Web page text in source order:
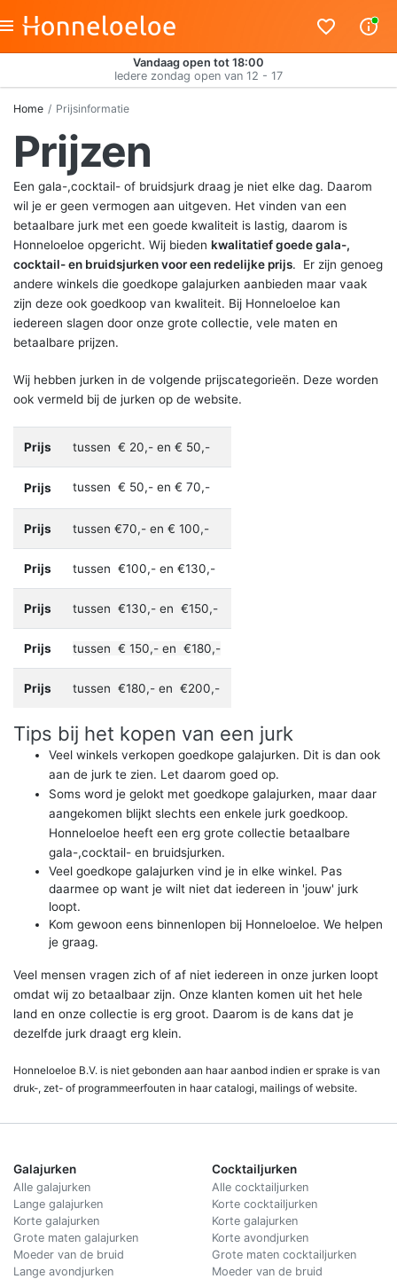
Vandaag open tot 18:00
Iedere zondag open van 12 - 17
Home Prijsinformatie
Prijzen
Een gala-,cocktail- of bruidsjurk draag je niet elke dag. Daarom
wil je er geen vermogen aan uitgeven. Het vinden van een
betaalbare jurk met een goede kwaliteit is lastig, daarom is
Honneloeloe opgericht. Wij bieden kwalitatief goede gala-,
cocktail- en bruidsjurken voor een redelijke prijs. Er zijn genoeg
andere winkels die goedkope galajurken aanbieden maar vaak
zijn deze ook goedkoop van kwaliteit. Bij Honneloeloe kan
iedereen slagen door onze grote collectie, vele maten en
betaalbare prijzen.
Wij hebben jurken in de volgende prijscategorieën. Deze worden
ook vermeld bij de jurken op de website.
Prijs tussen € 20,- en € 50,-
Prijs tussen € 50,- en € 70,-
Prijs tussen €70,- en € 100,-
Prijs tussen €100,- en €130,-
Prijs tussen €130,- en €150,-
Prijs tussen € 150,- en €180,-
Prijs tussen €180,- en €200,-
Tips bij het kopen van een jurk
Veel winkels verkopen goedkope galajurken. Dit is dan ook
aan de jurk te zien. Let daarom goed op.
Soms word je gelokt met goedkope galajurken, maar daar
aangekomen blijkt slechts een enkele jurk goedkoop.
Honneloeloe heeft een erg grote collectie betaalbare
gala-,cocktail- en bruidsjurken.
Veel goedkope galajurken vind je in elke winkel. Pas
daarmee op want je wilt niet dat iedereen in 'jouw' jurk
loopt.
Kom gewoon eens binnenlopen bij Honneloeloe. We helpen
je graag.
Veel mensen vragen zich of af niet iedereen in onze jurken loopt
omdat wij zo betaalbaar zijn. Onze klanten komen uit het hele
land en onze collectie is erg groot. Daarom is de kans dat je
dezelfde jurk draagt erg klein.
Honneloeloe B.V. is niet gebonden aan haar aanbod indien er sprake is van
druk-, zet- of programmeerfouten in haar catalogi, mailings of website.
Galajurken
Alle galajurken
Lange galajurken
Korte galajurken
Grote maten galajurken
Moeder van de bruid
Lange avondjurken
Cocktailjurken
Alle cocktailjurken
Korte cocktailjurken
Korte galajurken
Korte avondjurken
Grote maten cocktailjurken
Moeder van de bruid